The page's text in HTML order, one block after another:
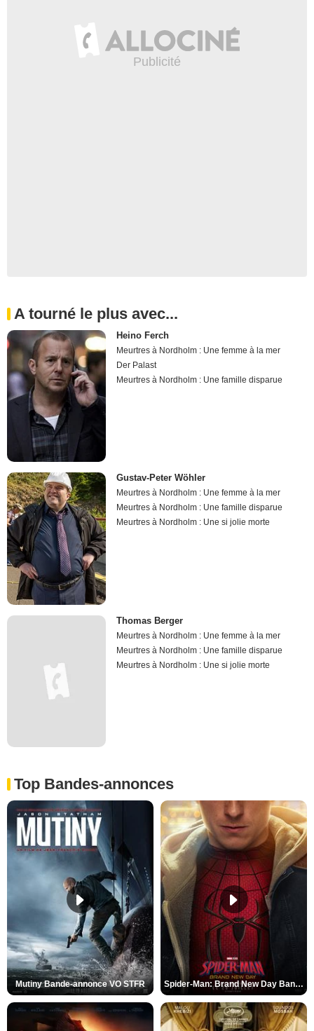
A tourné le plus avec...
Heino Ferch
Meurtres à Nordholm : Une femme à la mer
Der Palast
Meurtres à Nordholm : Une famille disparue
Gustav-Peter Wöhler
Meurtres à Nordholm : Une femme à la mer
Meurtres à Nordholm : Une famille disparue
Meurtres à Nordholm : Une si jolie morte
Thomas Berger
Meurtres à Nordholm : Une femme à la mer
Meurtres à Nordholm : Une famille disparue
Meurtres à Nordholm : Une si jolie morte
Top Bandes-annonces
Mutiny Bande-annonce VO STFR Spider-Man: Brand New Day Bande-annonce VO STFR